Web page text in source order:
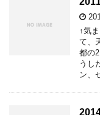
↑気
て、
都の
うし
ン、